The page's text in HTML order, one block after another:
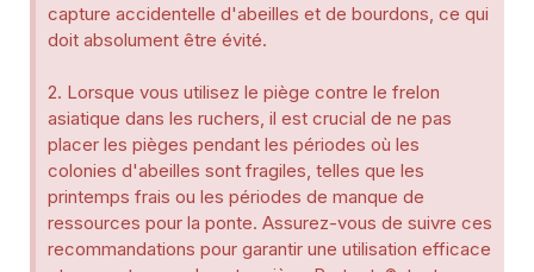
capture accidentelle d'abeilles et de bourdons, ce qui
doit absolument être évité.
2. Lorsque vous utilisez le piège contre le frelon
asiatique dans les ruchers, il est crucial de ne pas
placer les pièges pendant les périodes où les
colonies d'abeilles sont fragiles, telles que les
printemps frais ou les périodes de manque de
ressources pour la ponte. Assurez-vous de suivre ces
recommandations pour garantir une utilisation efficace